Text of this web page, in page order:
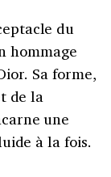
du
hommage
Sa forme,
de la
une
à la fois.